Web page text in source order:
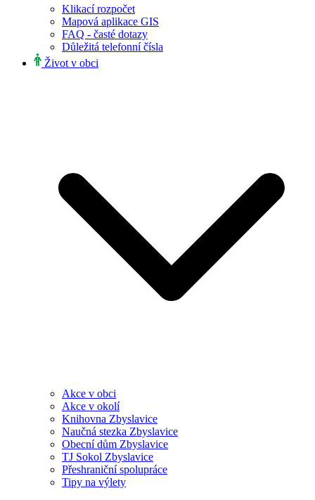
Klikací rozpočet
Mapová aplikace GIS
FAQ - časté dotazy
Důležitá telefonní čísla
Život v obci
Akce v obci
Akce v okolí
Knihovna Zbyslavice
Naučná stezka Zbyslavice
Obecní dům Zbyslavice
TJ Sokol Zbyslavice
Přeshraniční spolupráce
Tipy na výlety